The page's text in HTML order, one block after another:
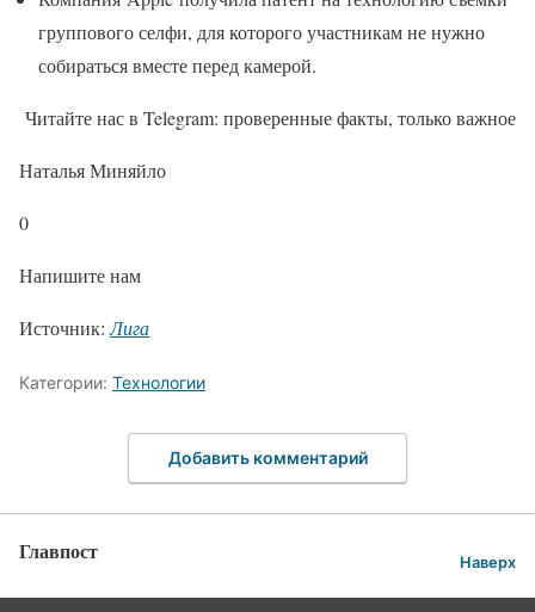
группового селфи, для которого участникам не нужно
собираться вместе перед камерой.
Читайте нас в Telegram: проверенные факты, только важное
Наталья Миняйло
0
Напишите нам
Источник:Лига
Категории: Технологии
Добавить комментарий
Главпост Наверх